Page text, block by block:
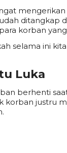
ditangkap
korban
selama ini
Luka
berhenti
korban justru